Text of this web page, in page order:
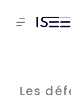
Flyout
Les